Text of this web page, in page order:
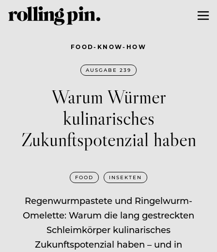
FOOD-KNOW-HOW
AUSGABE 239
Warum Würmer
kulinarisches
Zukunftspotenzial haben
FOOD INSEKTEN
Regenwurmpastete und Ringelwurm-
Omelette: Warum die lang gestreckten
Schleimkörper kulinarisches
Zukunftspotenzial haben – und in